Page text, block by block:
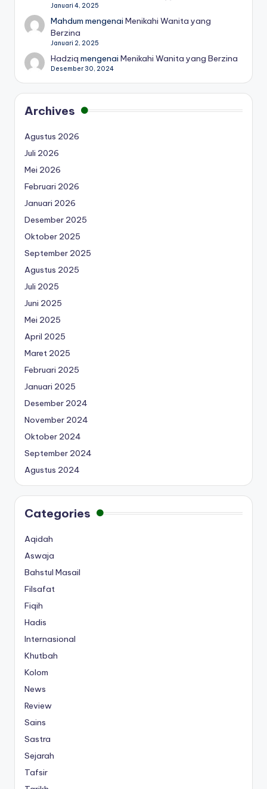
Januari 4, 2025
Mahdum mengenaiMenikahi Wanita yang
Berzina
Januari 2, 2025
Hadziq mengenaiMenikahi Wanita yang Berzina
Desember 30, 2024
Archives
Agustus 2026
Juli 2026
Mei 2026
Februari 2026
Januari 2026
Desember 2025
Oktober 2025
September 2025
Agustus 2025
Juli 2025
Juni 2025
Mei 2025
April 2025
Maret 2025
Februari 2025
Januari 2025
Desember 2024
November 2024
Oktober 2024
September 2024
Agustus 2024
Categories
Aqidah
Aswaja
Bahstul Masail
Filsafat
Fiqih
Hadis
Internasional
Khutbah
Kolom
News
Review
Sains
Sastra
Sejarah
Tafsir